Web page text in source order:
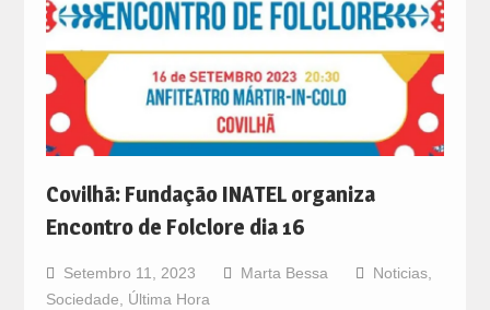
Covilhã: Fundação INATEL organiza
Encontro de Folclore dia 16
Setembro 11, 2023 Marta Bessa Noticias,
Sociedade, Última Hora